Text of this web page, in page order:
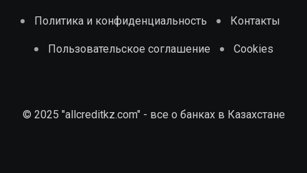
Политика и конфиденциальность Контакты
Пользовательское соглашение Cookies
© 2025 "allcreditkz.com" - все о банках в Казахстане